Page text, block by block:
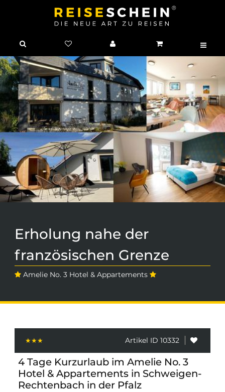
Erholung nahe der
französischen Grenze
Amelie No. 3 Hotel & Appartements
Artikel ID 10332
4 Tage Kurzurlaub im Amelie No. 3
Hotel & Appartements in Schweigen-
Rechtenbach in der Pfalz